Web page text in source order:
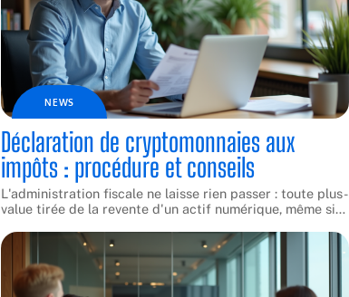
NEWS
Déclaration de cryptomonnaies aux
impôts : procédure et conseils
L'administration fiscale ne laisse rien passer : toute plus-
value tirée de la revente d'un actif numérique, même si…